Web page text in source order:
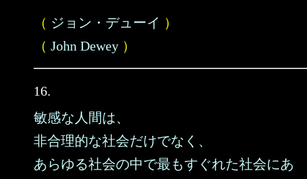
（ ジョン・デューイ ）
（ John Dewey ）
16.
敏感な人間は、
非合理的な社会だけでなく、
あらゆる社会の中で最もすぐれた社会にあ